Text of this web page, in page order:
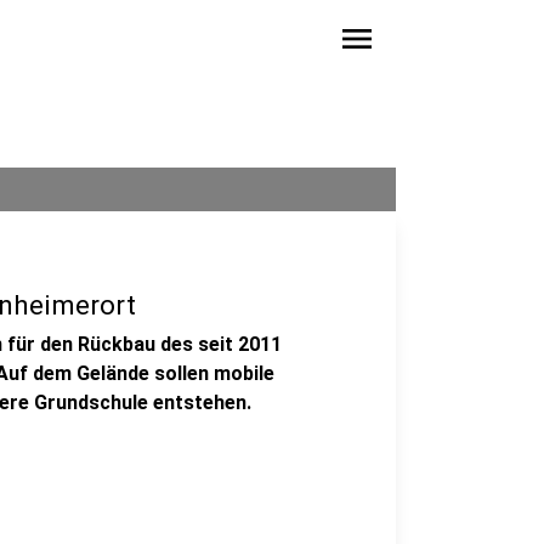
menu
den Rückbau des seit 2011
dem Gelände sollen mobile
Grundschule entstehen.